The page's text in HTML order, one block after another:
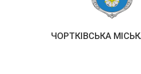
ЧОРТКІВСЬКА